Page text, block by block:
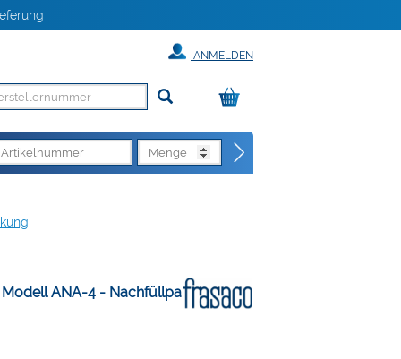
ANMELDEN
ANA-4 - Nachfüllpackung